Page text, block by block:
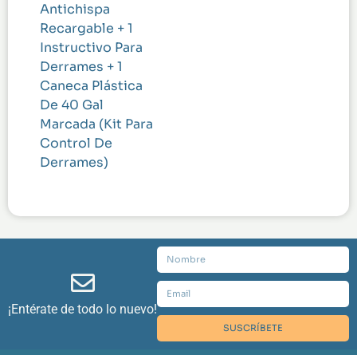
Antichispa
Recargable + 1
Instructivo Para
Derrames + 1
Caneca Plástica
De 40 Gal
Marcada (Kit Para
Control De
Derrames)
¡Entérate de todo lo nuevo!
SUSCRÍBETE